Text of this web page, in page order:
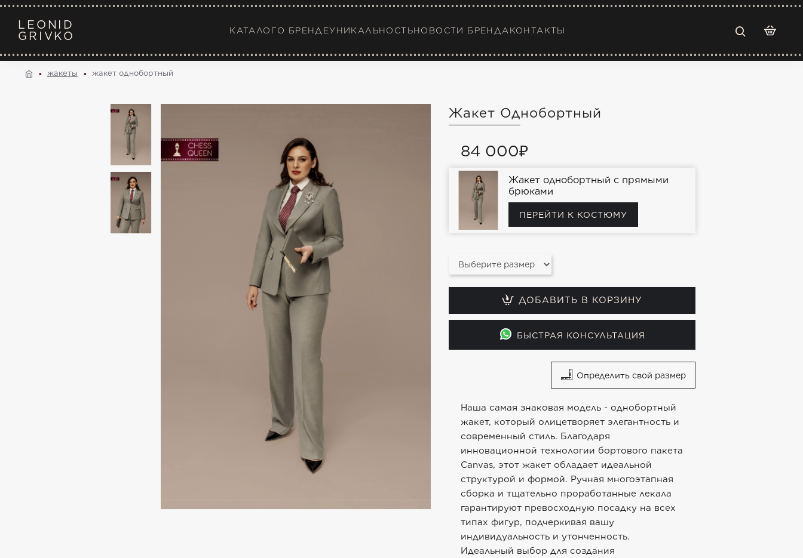
LEONID
GRIVKO
КАТАЛОГО БРЕНДЕУНИКАЛЬНОСТЬНОВОСТИ БРЕНДА КОНТАКТЫ
жакеты жакет однобортный
Жакет Однобортный
Определить свой размер
Наша самая знаковая модель - однобортный
жакет, который олицетворяет элегантность и
современный стиль. Благодаря
инновационной технологии бортового пакета
Canvas, этот жакет обладает идеальной
структурой и формой. Ручная многоэтапная
сборка и тщательно проработанные лекала
гарантируют превосходную посадку на всех
типах фигур, подчеркивая вашу
индивидуальность и утонченность.
Идеальный выбор для создания
84 000₽
Жакет однобортный с прямыми
брюками
ПЕРЕЙТИ К КОСТЮМУ
ДОБАВИТЬ В КОРЗИНУ
БЫСТРАЯ КОНСУЛЬТАЦИЯ